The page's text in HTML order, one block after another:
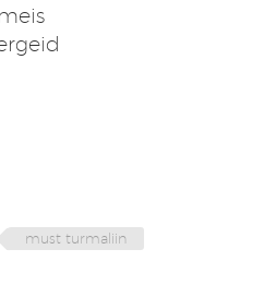
must turmaliin